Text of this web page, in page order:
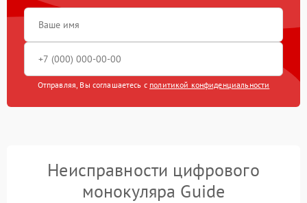
Отправляя, Вы соглашаетесь с политикой конфиденциальности
Неисправности цифрового
монокуляра Guide